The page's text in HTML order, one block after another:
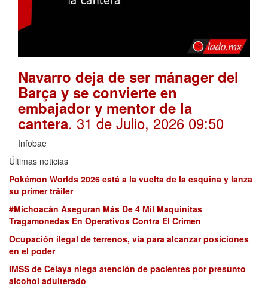
Navarro deja de ser mánager del
Barça y se convierte en
embajador y mentor de la
cantera. 31 de Julio, 2026 09:50
Infobae
Últimas noticias
Pokémon Worlds 2026 está a la vuelta de la esquina y lanza
su primer tráiler
#Michoacán Aseguran Más De 4 Mil Maquinitas
Tragamonedas En Operativos Contra El Crimen
Ocupación ilegal de terrenos, vía para alcanzar posiciones
en el poder
IMSS de Celaya niega atención de pacientes por presunto
alcohol adulterado